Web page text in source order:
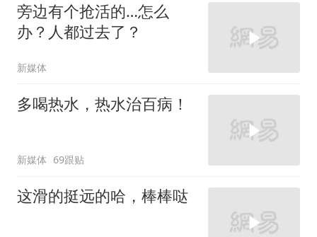
旁边有个抢活的…怎么
办？人都过去了？
新媒体
多喝热水，热水治百病！
新媒体 69跟贴
这滑的挺远的哈，棒棒哒